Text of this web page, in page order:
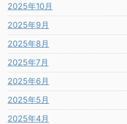
2025年10月
2025年9月
2025年8月
2025年7月
2025年6月
2025年5月
2025年4月